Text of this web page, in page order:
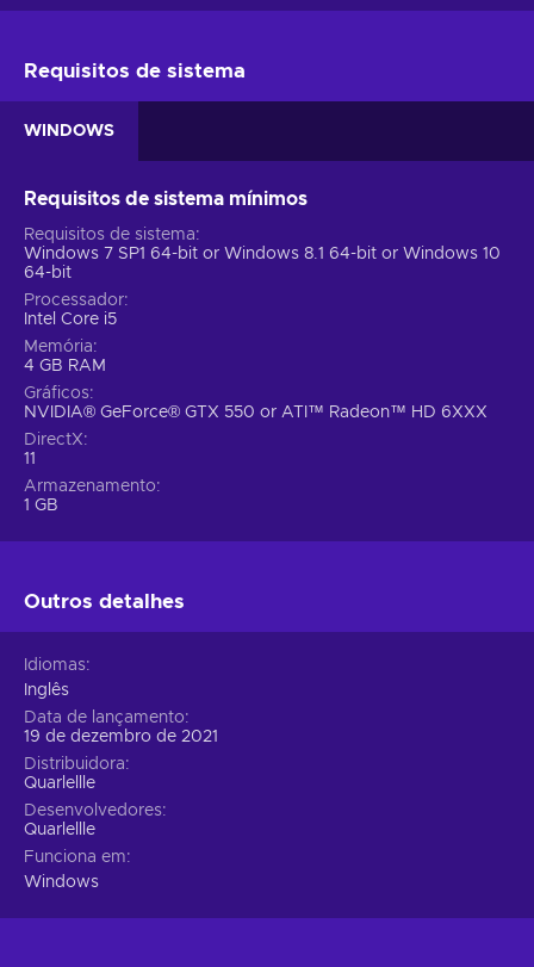
Requisitos de sistema
WINDOWS
Requisitos de sistema mínimos
Requisitos de sistema
Windows 7 SP1 64-bit or Windows 8.1 64-bit or Windows 10
64-bit
Processador
Intel Core i5
Memória
4 GB RAM
Gráficos
NVIDIA® GeForce® GTX 550 or ATI™ Radeon™ HD 6XXX
DirectX
11
Armazenamento
1 GB
Outros detalhes
Idiomas
Inglês
Data de lançamento
19 de dezembro de 2021
Distribuidora
Quarlellle
Desenvolvedores
Quarlellle
Funciona em
Windows